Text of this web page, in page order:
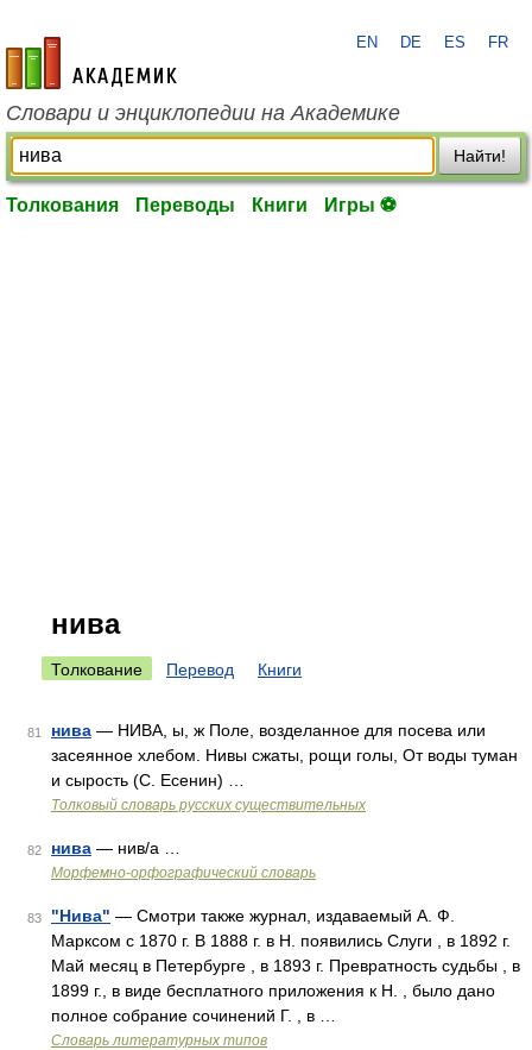
academic.ru
EN DE ES FR
Словари и энциклопедии на Академике
Найти!
Толкования Переводы Книги Игры ⚽
нива
Толкование Перевод Книги
81 нива — НИВА, ы, ж Поле, возделанное для посева или
засеянное хлебом. Нивы сжаты, рощи голы, От воды туман
и сырость (С. Есенин) …
Толковый словарь русских существительных
82 нива — нив/а …
Морфемно-орфографический словарь
83 "Нива" — Смотри также журнал, издаваемый А. Ф.
Марксом с 1870 г. В 1888 г. в Н. появились Слуги , в 1892 г.
Май месяц в Петербурге , в 1893 г. Превратность судьбы , в
1899 г., в виде бесплатного приложения к Н. , было дано
полное собрание сочинений Г. , в …
Словарь литературных типов